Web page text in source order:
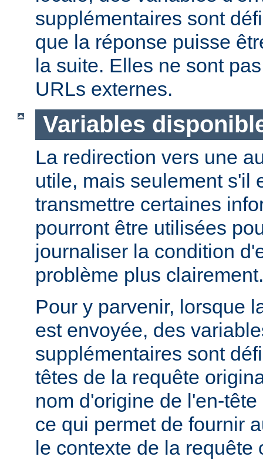
supplémentaires sont
que la réponse puisse
la suite. Elles ne sont
URLs externes.
Variables
La redirection vers une
utile, mais seulement s'il
transmettre certaines
pourront être utilisées
journaliser la condition
problème plus clairement.
Pour y parvenir, lorsque
est envoyée, des
supplémentaires sont
têtes de la requête
nom d'origine de l'en-
ce qui permet de fournir
le contexte de la requête